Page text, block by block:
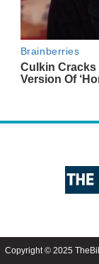
Copyright © 2025